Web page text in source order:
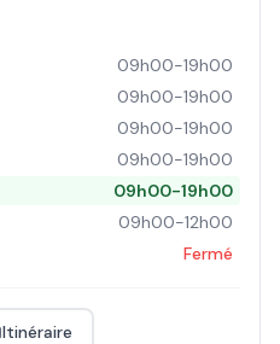
09h00-19h00
09h00-19h00
09h00-19h00
09h00-19h00
09h00-19h00
09h00-12h00
Fermé
Itinéraire